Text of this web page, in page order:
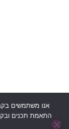
אנו משתמשים
התאמת תכנים